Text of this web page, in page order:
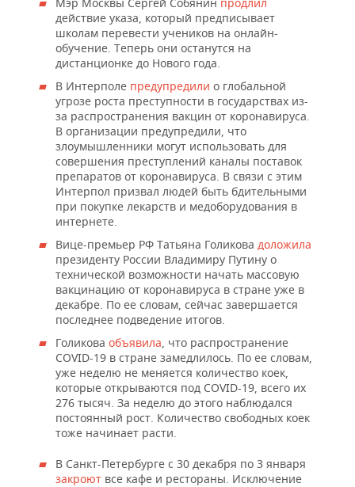
действие указа, который предписывает
школам перевести учеников на онлайн-
обучение. Теперь они останутся на
дистанционке до Нового года.
В Интерполе предупредили о глобальной
угрозе роста преступности в государствах из-
за распространения вакцин от коронавируса.
В организации предупредили, что
злоумышленники могут использовать для
совершения преступлений каналы поставок
препаратов от коронавируса. В связи с этим
Интерпол призвал людей быть бдительными
при покупке лекарств и медоборудования в
интернете.
Вице-премьер РФ Татьяна Голикова доложила
президенту России Владимиру Путину о
технической возможности начать массовую
вакцинацию от коронавируса в стране уже в
декабре. По ее словам, сейчас завершается
последнее подведение итогов.
Голикова объявила, что распространение
COVID-19 в стране замедлилось. По ее словам,
уже неделю не меняется количество коек,
которые открываются под COVID-19, всего их
276 тысяч. За неделю до этого наблюдался
постоянный рост. Количество свободных коек
тоже начинает расти.
В Санкт-Петербурге с 30 декабря по 3 января
закроют все кафе и рестораны. Исключение